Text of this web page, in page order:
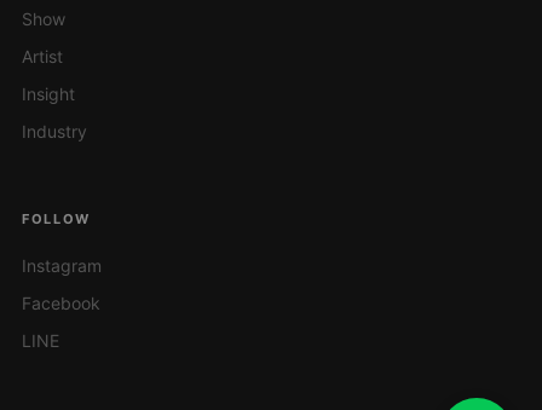
Show
Artist
Insight
Industry
FOLLOW
Instagram
Facebook
LINE